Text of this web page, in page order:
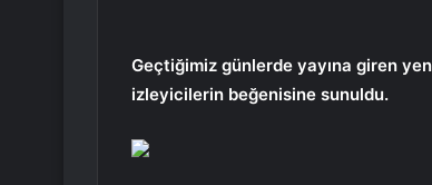
Geçtiğimiz günlerde yayına giren
izleyicilerin beğenisine sunuldu.